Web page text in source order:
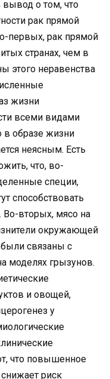
вывод о том, что
рак прямой
первых, рак прямой
странах, чем в
этого неравенства
жизни
всеми видами
в образе жизни
неясным. Есть
что, во-
специи,
способствовать
Во-вторых, мясо на
окружающей
связаны с
моделях грызунов.
и овощей,
у
что повышенное
риск